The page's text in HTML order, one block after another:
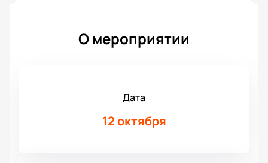
О мероприятии
Дата
12 октября